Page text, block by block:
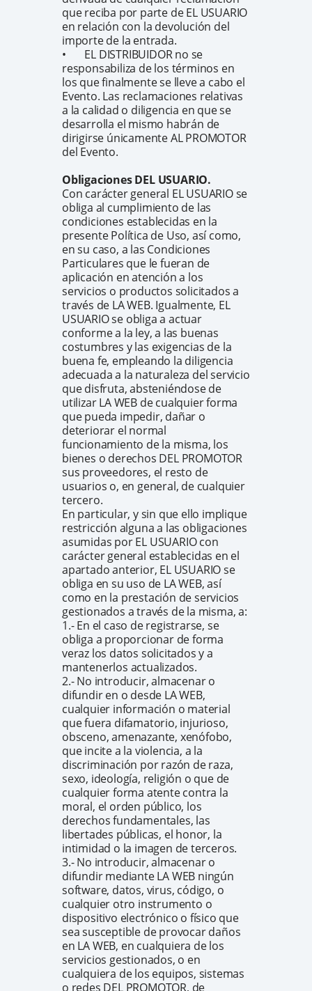
que reciba por parte de EL USUARIO
en relación con la devolución del
importe de la entrada.
• EL DISTRIBUIDOR no se
responsabiliza de los términos en
los que finalmente se lleve a cabo el
Evento. Las reclamaciones relativas
a la calidad o diligencia en que se
desarrolla el mismo habrán de
dirigirse únicamente AL PROMOTOR
del Evento.
Obligaciones DEL USUARIO.
Con carácter general EL USUARIO se
obliga al cumplimiento de las
condiciones establecidas en la
presente Política de Uso, así como,
en su caso, a las Condiciones
Particulares que le fueran de
aplicación en atención a los
servicios o productos solicitados a
través de LA WEB. Igualmente, EL
USUARIO se obliga a actuar
conforme a la ley, a las buenas
costumbres y las exigencias de la
buena fe, empleando la diligencia
adecuada a la naturaleza del servicio
que disfruta, absteniéndose de
utilizar LA WEB de cualquier forma
que pueda impedir, dañar o
deteriorar el normal
funcionamiento de la misma, los
bienes o derechos DEL PROMOTOR
sus proveedores, el resto de
usuarios o, en general, de cualquier
tercero.
En particular, y sin que ello implique
restricción alguna a las obligaciones
asumidas por EL USUARIO con
carácter general establecidas en el
apartado anterior, EL USUARIO se
obliga en su uso de LA WEB, así
como en la prestación de servicios
gestionados a través de la misma, a:
1.- En el caso de registrarse, se
obliga a proporcionar de forma
veraz los datos solicitados y a
mantenerlos actualizados.
2.- No introducir, almacenar o
difundir en o desde LA WEB,
cualquier información o material
que fuera difamatorio, injurioso,
obsceno, amenazante, xenófobo,
que incite a la violencia, a la
discriminación por razón de raza,
sexo, ideología, religión o que de
cualquier forma atente contra la
moral, el orden público, los
derechos fundamentales, las
libertades públicas, el honor, la
intimidad o la imagen de terceros.
3.- No introducir, almacenar o
difundir mediante LA WEB ningún
software, datos, virus, código, o
cualquier otro instrumento o
dispositivo electrónico o físico que
sea susceptible de provocar daños
en LA WEB, en cualquiera de los
servicios gestionados, o en
cualquiera de los equipos, sistemas
o redes DEL PROMOTOR, de